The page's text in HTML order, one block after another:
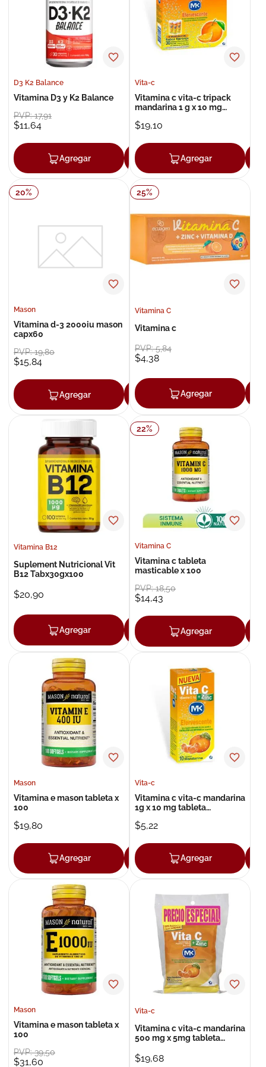
D3 K2 Balance
Vitamina D3 y K2 Balance
PVP:17,91
$11,64
Agregar Agregar
Vita-c
Vitamina c vita-c tripack
mandarina 1 g x 10 mg
$19,10
Agregar
20%
Mason
Vitamina d-3 2000iu mason
capx60
PVP:19,80
$15,84
Agregar Agregar
25%
Vitamina C
Vitamina c
PVP:5,84
$4,38
Agregar
Vitamina B12
Suplement Nutricional Vit
B12 Tabx30gx100
$20,90
Agregar Agregar
22%
Vitamina C
Vitamina c tableta
masticable x 100
PVP:18,50
$14,43
Agregar
Mason
Vitamina e mason tableta x
100
$19,80
Agregar Agregar
Vita-c
Vitamina c vita-c mandarina
1g x 10 mg tableta
$5,22
Agregar
Mason
Vitamina e mason tableta x
100
PVP:39,50
$31,60
Vita-c
Vitamina c vita-c mandarina
500 mg x 5mg tableta
$19,68
roche posay
megacistin
pañales